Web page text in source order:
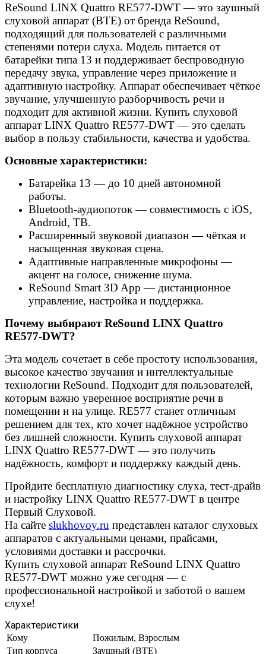
ReSound LINX Quattro RE577-DWT — это заушный
слуховой аппарат (BTE) от бренда ReSound,
подходящий для пользователей с различными
степенями потери слуха. Модель питается от
батарейки типа 13 и поддерживает беспроводную
передачу звука, управление через приложение и
адаптивную настройку. Аппарат обеспечивает чёткое
звучание, улучшенную разборчивость речи и
подходит для активной жизни. Купить слуховой
аппарат LINX Quattro RE577-DWT — это сделать
выбор в пользу стабильности, качества и удобства.
Основные характеристики:
Батарейка 13 — до 10 дней автономной
работы.
Bluetooth-аудиопоток — совместимость с iOS,
Android, ТВ.
Расширенный звуковой диапазон — чёткая и
насыщенная звуковая сцена.
Адаптивные направленные микрофоны —
акцент на голосе, снижение шума.
ReSound Smart 3D App — дистанционное
управление, настройка и поддержка.
Почему выбирают ReSound LINX Quattro
RE577-DWT?
Эта модель сочетает в себе простоту использования,
высокое качество звучания и интеллектуальные
технологии ReSound. Подходит для пользователей,
которым важно уверенное восприятие речи в
помещении и на улице. RE577 станет отличным
решением для тех, кто хочет надёжное устройство
без лишней сложности. Купить слуховой аппарат
LINX Quattro RE577-DWT — это получить
надёжность, комфорт и поддержку каждый день.
Пройдите бесплатную диагностику слуха, тест-драйв
и настройку LINX Quattro RE577-DWT в центре
Первый Слуховой.
На сайте slukhovoy.ru представлен каталог слуховых
аппаратов с актуальными ценами, прайсами,
условиями доставки и рассрочки.
Купить слуховой аппарат ReSound LINX Quattro
RE577-DWT можно уже сегодня — с
профессиональной настройкой и заботой о вашем
слухе!
Характеристики
Кому
Пожилым, Взрослым
Тип корпуса
Заушный (BTE)